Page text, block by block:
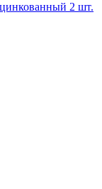
2 шт.